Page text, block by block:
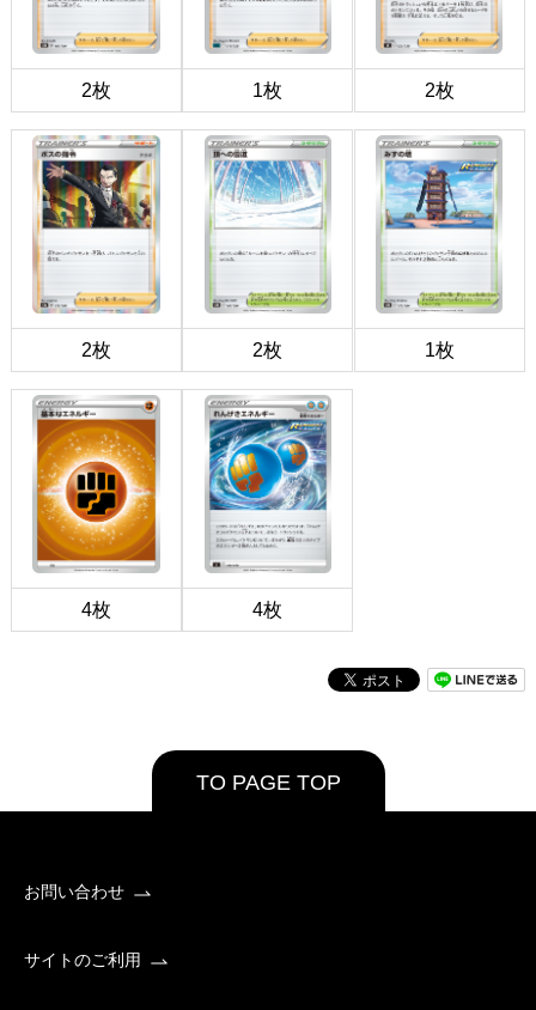
2枚 1枚 2枚
2枚 2枚 1枚
4枚 4枚
TO PAGE TOP
お問い合わせ
サイトのご利用